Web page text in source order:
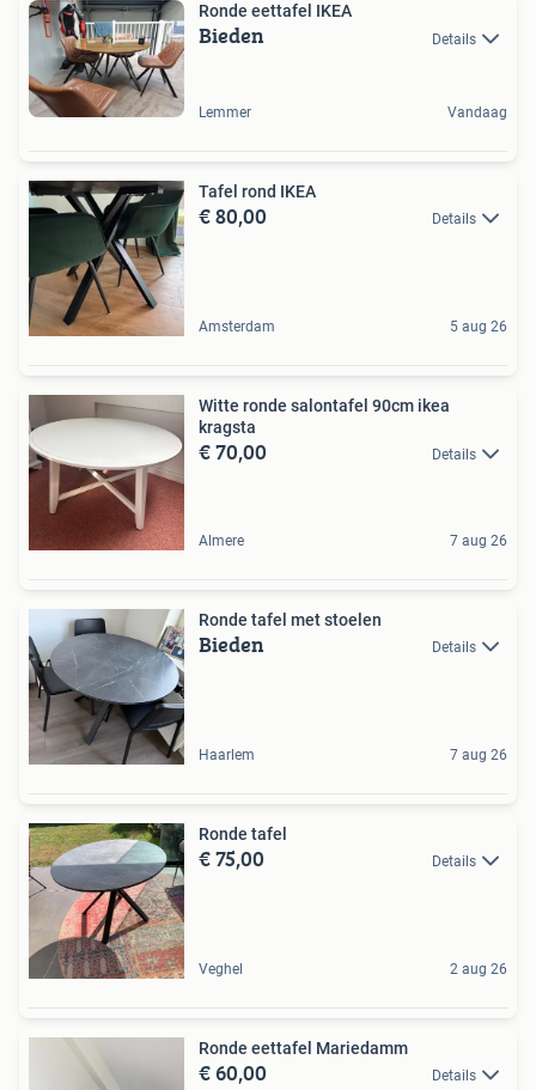
Ronde eettafel IKEA
Bieden Details
Lemmer Vandaag
Tafel rond IKEA
€ 80,00 Details
Amsterdam 5 aug 26
Witte ronde salontafel 90cm ikea
kragsta
€ 70,00 Details
Almere 7 aug 26
Ronde tafel met stoelen
Bieden Details
Haarlem 7 aug 26
Ronde tafel
€ 75,00 Details
Veghel 2 aug 26
Ronde eettafel Mariedamm
€ 60,00 Details